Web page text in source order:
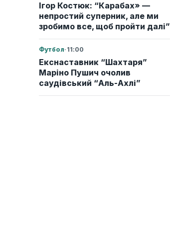
Ігор Костюк: “Карабах» —
непростий суперник, але ми
зробимо все, щоб пройти далі”
Футбол· 11:00
Екснаставник “Шахтаря”
Маріно Пушич очолив
саудівський “Аль-Ахлі”